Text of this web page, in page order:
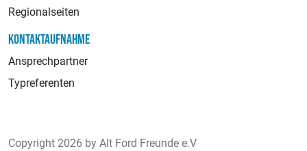
Regionalseiten
KONTAKTAUFNAHME
Ansprechpartner
Typreferenten
Copyright 2026 by Alt Ford Freunde e.V